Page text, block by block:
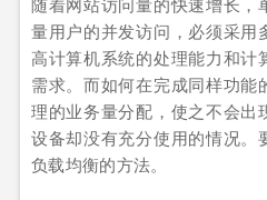
量用户的并发访问，必须采用
高计算机系统的处理能力和计
需求。而如何在完成同样功能
理的业务量分配，使之不会出
设备却没有充分使用的情况。
负载均衡的方法。